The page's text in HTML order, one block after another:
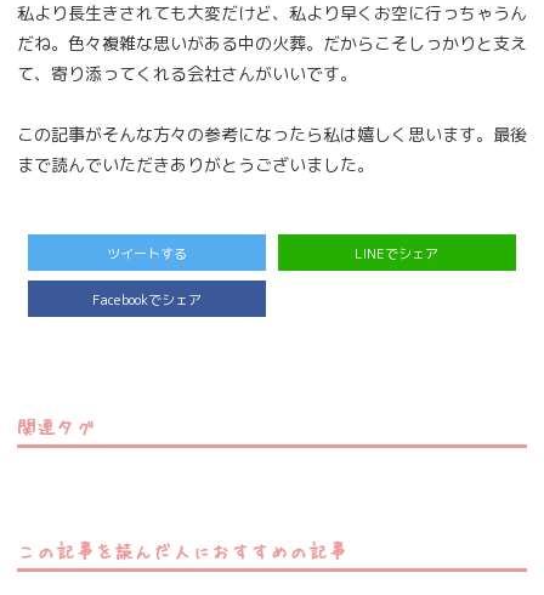
私より長生きされても大変だけど、私より早くお空に行っちゃうん
だね。色々複雑な思いがある中の火葬。だからこそしっかりと支え
て、寄り添ってくれる会社さんがいいです。
この記事がそんな方々の参考になったら私は嬉しく思います。最後
まで読んでいただきありがとうございました。
ツイートする LINEでシェア
Facebookでシェア
関連タグ
この記事を読んだ人におすすめの記事